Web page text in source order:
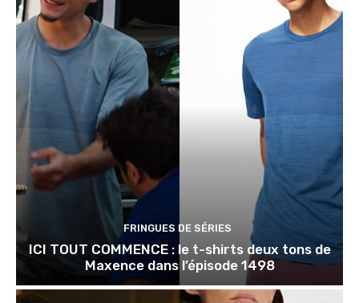
FRINGUES DE SÉRIES
ICI TOUT COMMENCE : le t-shirts deux tons de
Maxence dans l’épisode 1498